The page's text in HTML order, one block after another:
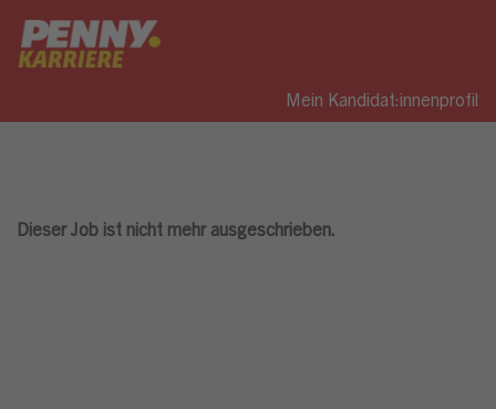
Mein Kandidat:innenprofil
Dieser Job ist nicht mehr ausgeschrieben.